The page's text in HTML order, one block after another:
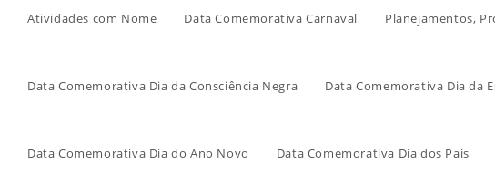
Atividades com Nome Data Comemorativa Carnaval Planejamentos,
Data Comemorativa Dia da Consciência Negra Data Comemorativa Dia da
Data Comemorativa Dia do Ano Novo Data Comemorativa Dia dos Pais